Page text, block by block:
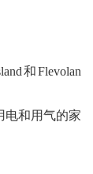
和Flevolan
电和用气的家